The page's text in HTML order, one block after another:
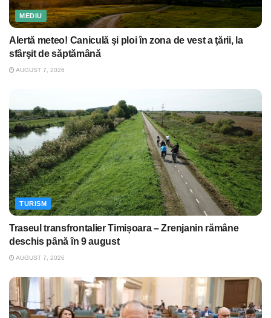
MEDIU
Alertă meteo! Caniculă şi ploi în zona de vest a ţării, la
sfârşit de săptămână
AUGUST 7, 2026
TURISM
Traseul transfrontalier Timișoara – Zrenjanin rămâne
deschis până în 9 august
AUGUST 7, 2026